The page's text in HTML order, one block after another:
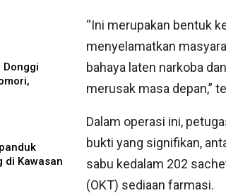
Donggi
di Kawasan
“Ini merupakan bentuk
menyelamatkan
bahaya laten narkoba
merusak masa depan,”
Dalam operasi ini,
bukti yang signifikan,
sabu kedalam 202
(OKT) sediaan farmasi.